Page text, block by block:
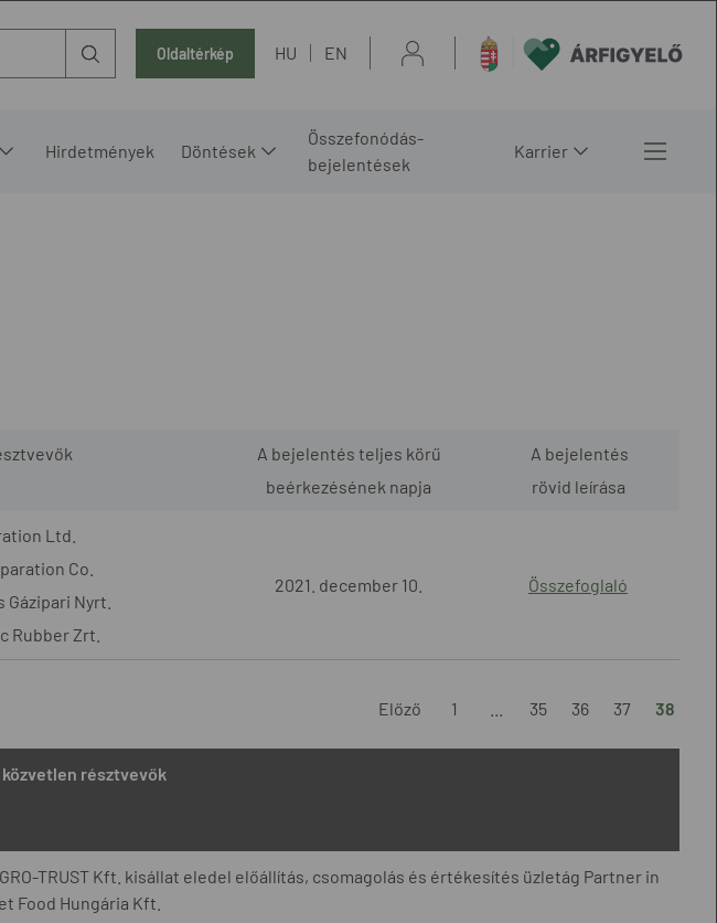
Oldaltérkép HU EN
Hirdetmények Döntések
Összefonódás-
bejelentések
Karrier
A bejelentés teljes körű
beérkezésének napja
A bejelentés
rövid leírása
Ltd.
Co.
Gázipari Nyrt.
Rubber Zrt.
2021. december 10. Összefoglaló
Előző 1 35 36 37 38
közvetlen résztvevők
TRUST Kft. kisállat eledel előállítás, csomagolás és értékesítés üzletág Partner in
Food Hungária Kft.